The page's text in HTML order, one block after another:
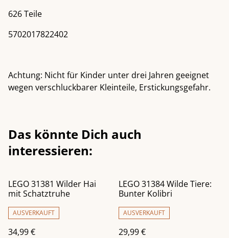
626 Teile
5702017822402
Achtung: Nicht für Kinder unter drei Jahren geeignet
wegen verschluckbarer Kleinteile, Erstickungsgefahr.
Das könnte Dich auch
interessieren:
LEGO 31381 Wilder Hai
mit Schatztruhe
AUSVERKAUFT
34,99 €
LEGO 31384 Wilde Tiere:
Bunter Kolibri
AUSVERKAUFT
29,99 €